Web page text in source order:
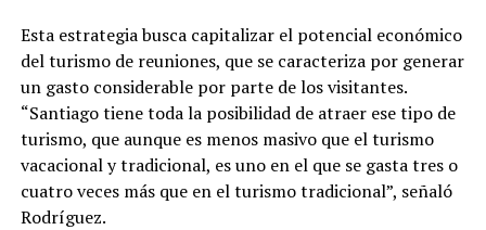
Esta estrategia busca capitalizar el potencial económico
del turismo de reuniones, que se caracteriza por generar
un gasto considerable por parte de los visitantes.
“Santiago tiene toda la posibilidad de atraer ese tipo de
turismo, que aunque es menos masivo que el turismo
vacacional y tradicional, es uno en el que se gasta tres o
cuatro veces más que en el turismo tradicional”, señaló
Rodríguez.